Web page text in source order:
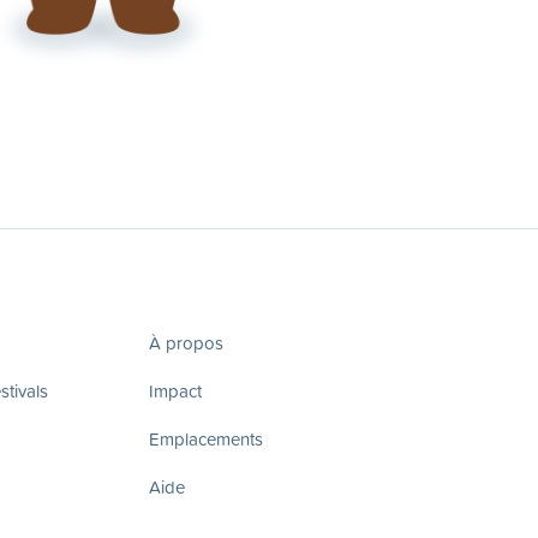
À propos
Impact
Emplacements
Aide